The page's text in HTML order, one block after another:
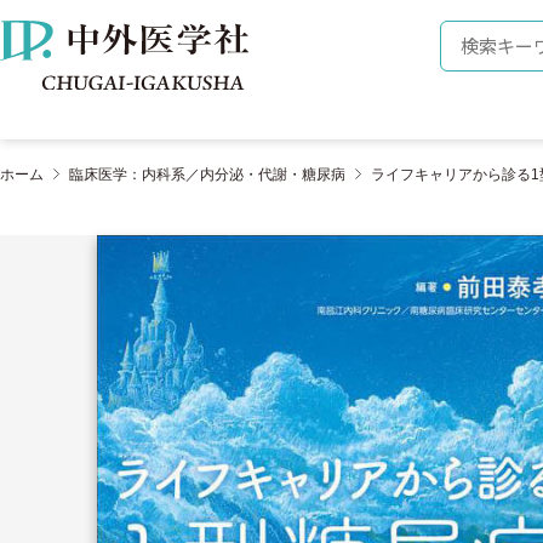
株式会社 中外医学社 検索キーワ
ホーム 臨床医学：内科系／内分泌・代謝・糖尿病 ライフキャリアから診る